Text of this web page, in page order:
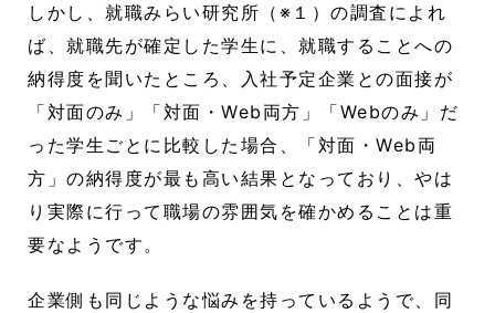
しかし、就職みらい研究所（※１）の調査によれ
ば、就職先が確定した学生に、就職することへの
納得度を聞いたところ、入社予定企業との面接が
「対面のみ」「対面・Web両方」「Webのみ」だ
った学生ごとに比較した場合、「対面・Web両
方」の納得度が最も高い結果となっており、やは
り実際に行って職場の雰囲気を確かめることは重
要なようです。
企業側も同じような悩みを持っているようで、同